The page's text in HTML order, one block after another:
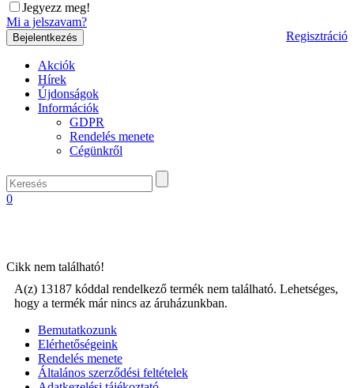
Jegyezz meg!
Mi a jelszavam?
Regisztráció
Akciók
Hírek
Újdonságok
Információk
GDPR
Rendelés menete
Cégünkről
0
Cikk nem található!
A(z) 13187 kóddal rendelkező termék nem található. Lehetséges,
hogy a termék már nincs az áruházunkban.
Bemutatkozunk
Elérhetőségeink
Rendelés menete
Általános szerződési feltételek